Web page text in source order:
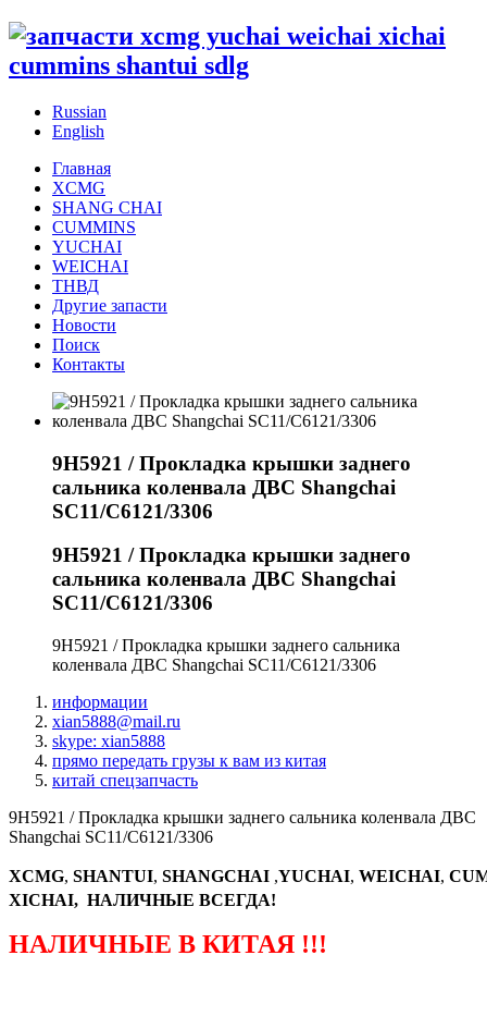
Russian
English
Главная
XCMG
SHANG CHAI
CUMMINS
YUCHAI
WEICHAI
ТНВД
Другие запасти
Новости
Поиск
Контакты
9H5921 / Прокладка крышки заднего
сальника коленвала ДВС Shangchai
SC11/C6121/3306
9H5921 / Прокладка крышки заднего
сальника коленвала ДВС Shangchai
SC11/C6121/3306
9H5921 / Прокладка крышки заднего сальника
коленвала ДВС Shangchai SC11/C6121/3306
информации
xian5888@mail.ru
skype: xian5888
прямо передать грузы к вам из китая
китай спецзапчасть
9H5921 / Прокладка крышки заднего сальника коленвала ДВС
Shangchai SC11/C6121/3306
XCMG, SHANTUI, SHANGCHAI ,YUCHAI, WEICHAI,
XICHAI, НАЛИЧНЫЕ ВСЕГДА!
НАЛИЧНЫЕ В КИТАЯ !!!